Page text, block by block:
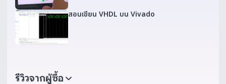
สอนเขียน VHDL บน Vivado
รีวิวจากผู้ซื้อ